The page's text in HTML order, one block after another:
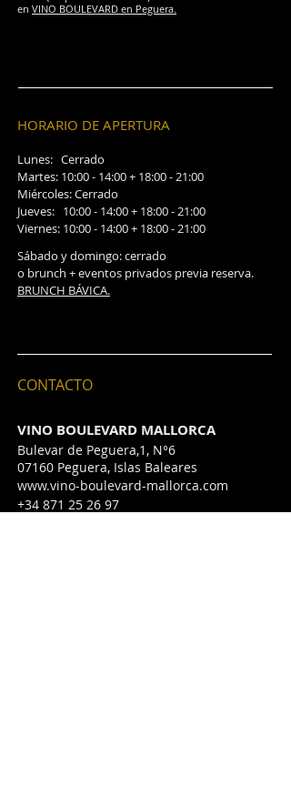
en VINO BOULEVARD en Peguera.
HORARIO DE APERTURA
Lunes: Cerrado
Martes: 10:00 - 14:00 + 18:00 - 21:00
Miércoles: Cerrado
Jueves: 10:00 - 14:00 + 18:00 - 21:00
Viernes: 10:00 - 14:00 + 18:00 - 21:00
Sábado y domingo: cerrado
o brunch + eventos privados previa reserva.
BRUNCH BÁVICA.
CONTACTO
VINO BOULEVARD MALLORCA
Bulevar de Peguera,1, N°6
07160 Peguera, Islas Baleares
www.vino-boulevard-mallorca.com
​+34 871 25 26 97